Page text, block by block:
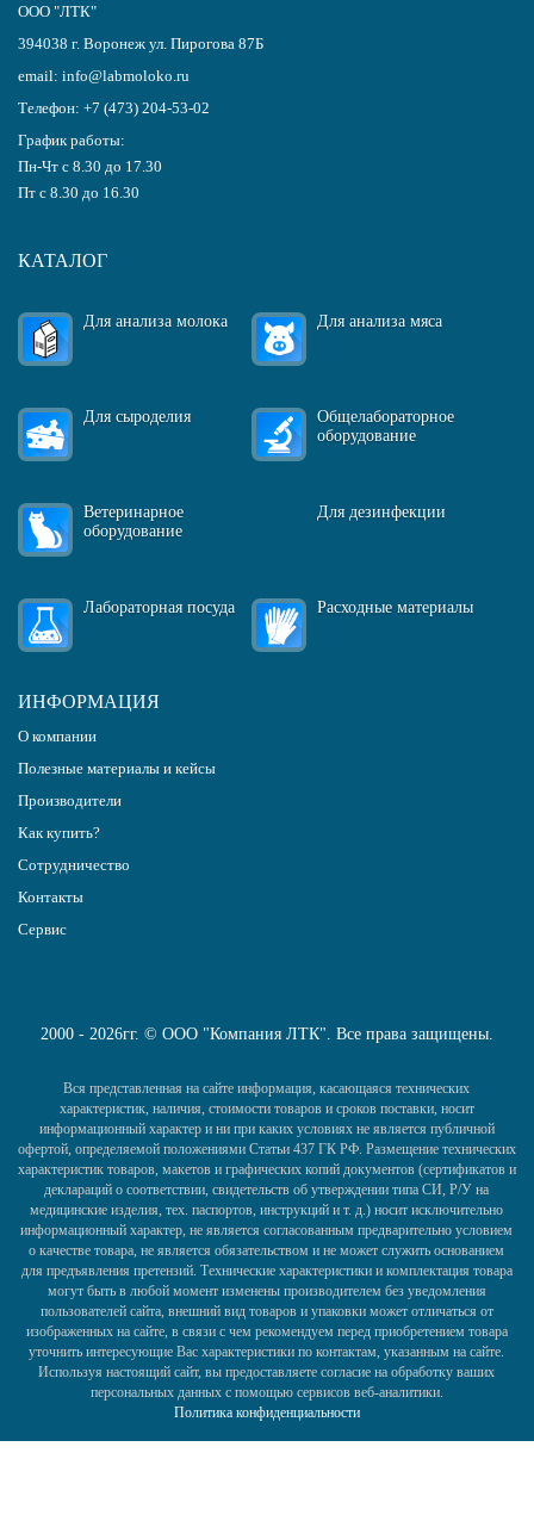
ООО "ЛТК"
394038 г. Воронеж ул. Пирогова 87Б
email: info@labmoloko.ru
Телефон: +7 (473) 204-53-02
График работы:
Пн-Чт с 8.30 до 17.30
Пт с 8.30 до 16.30
КАТАЛОГ
Для анализа молока Для анализа мяса
Для сыроделия
Общелабораторное
оборудование
Ветеринарное
оборудование
Для дезинфекции
Лабораторная посуда Расходные материалы
ИНФОРМАЦИЯ
О компании
Полезные материалы и кейсы
Производители
Как купить?
Сотрудничество
Контакты
Сервис
2000 - 2026гг. © ООО "Компания ЛТК". Все права защищены.
Вся представленная на сайте информация, касающаяся технических
характеристик, наличия, стоимости товаров и сроков поставки, носит
информационный характер и ни при каких условиях не является публичной
офертой, определяемой положениями Статьи 437 ГК РФ. Размещение технических
характеристик товаров, макетов и графических копий документов (сертификатов и
деклараций о соответствии, свидетельств об утверждении типа СИ, Р/У на
медицинские изделия, тех. паспортов, инструкций и т. д.) носит исключительно
информационный характер, не является согласованным предварительно условием
о качестве товара, не является обязательством и не может служить основанием
для предъявления претензий. Технические характеристики и комплектация товара
могут быть в любой момент изменены производителем без уведомления
пользователей сайта, внешний вид товаров и упаковки может отличаться от
изображенных на сайте, в связи с чем рекомендуем перед приобретением товара
уточнить интересующие Вас характеристики по контактам, указанным на сайте.
Используя настоящий сайт, вы предоставляете согласие на обработку ваших
персональных данных с помощью сервисов веб-аналитики.
Политика конфиденциальности